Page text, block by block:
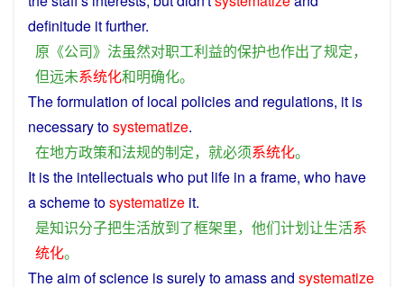
definitude itfurther.
原 《公司》 法虽然对职工利益的保护也作出了规定，
但远未系统化和明确化。
Theformulation of local policiesand regulations, it is
necessarytosystematize.
在地方政策和法规的制定， 就必须系统化。
It isthe intellectualswhoput life in aframe, who have
aschemetosystematize it.
是知识分子把生活放到了框架里， 他们计划让生活系
统化。
Theaimofscience issurelytoamassand systematize